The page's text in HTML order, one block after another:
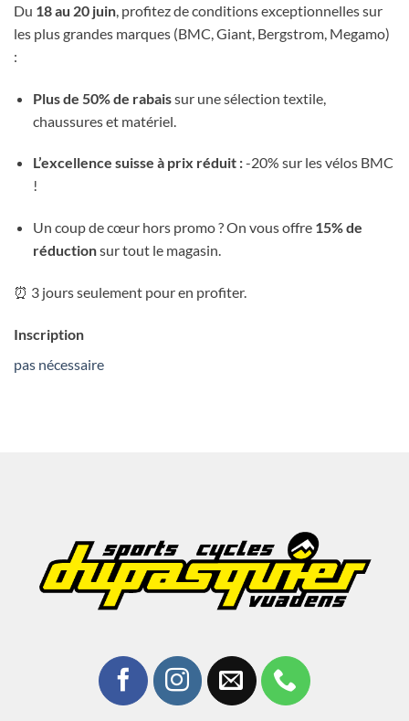
Du 18 au 20 juin , profitez de conditions exceptionnelles sur
les plus grandes marques (BMC, Giant, Bergstrom, Megamo)
:
Plus de 50% de rabaissur une sélection textile,
chaussures et matériel.
L’excellence suisse à prix réduit :-20% sur les vélos BMC
!
Un coup de cœur hors promo ? On vous offre 15% de
réductionsur tout le magasin.
⏰ 3 jours seulement pour en profiter.
Inscription
pas nécessaire